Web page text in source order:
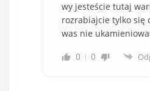
wy jesteście tutaj
rozrabiajcie tylko się
was nie
0
0